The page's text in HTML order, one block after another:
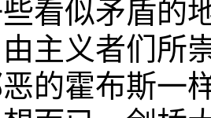
看似矛盾的
主义者们所
的霍布斯一